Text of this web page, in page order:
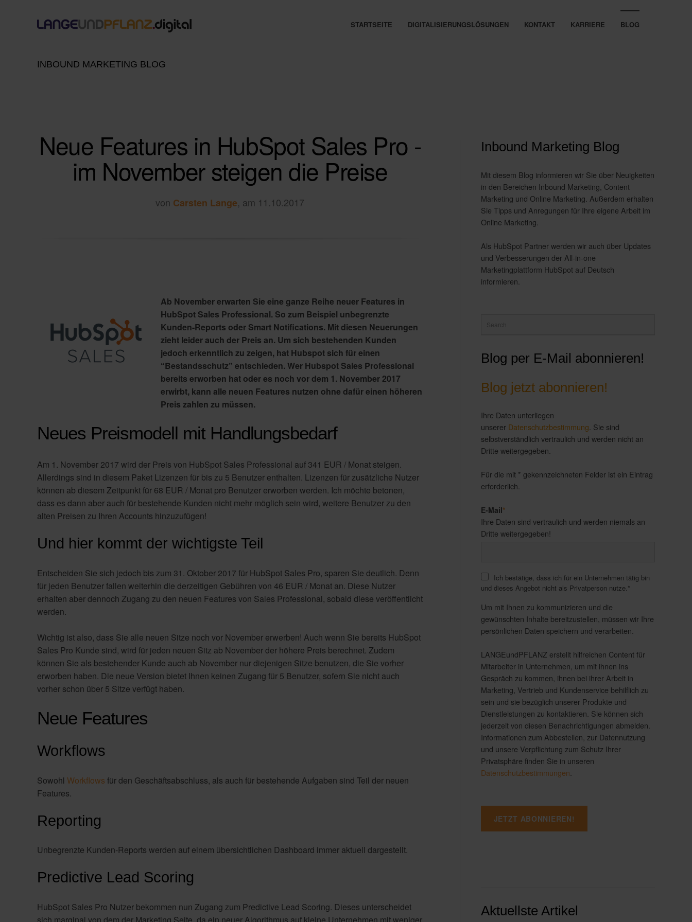
STARTSEITE DIGITALISIERUNGSLÖSUNGEN KONTAKT KARRIERE BLOG
INBOUND MARKETING BLOG
Neue Features in HubSpot Sales Pro -
im November steigen die Preise
von Carsten Lange, am 11.10.2017
Ab November erwarten Sie eine ganze Reihe neuer Features in
HubSpot Sales Professional. So zum Beispiel unbegrenzte
Kunden-Reports oder Smart Notifications. Mit diesen Neuerungen
zieht leider auch der Preis an. Um sich bestehenden Kunden
jedoch erkenntlich zu zeigen, hat Hubspot sich für einen
“Bestandsschutz” entschieden. Wer Hubspot Sales Professional
bereits erworben hat oder es noch vor dem 1. November 2017
erwirbt, kann alle neuen Features nutzen ohne dafür einen höheren
Preis zahlen zu müssen.
Neues Preismodell mit Handlungsbedarf
Am 1. November 2017 wird der Preis von HubSpot Sales Professional auf 341 EUR / Monat steigen.
Allerdings sind in diesem Paket Lizenzen für bis zu 5 Benutzer enthalten. Lizenzen für zusätzliche Nutzer
können ab diesem Zeitpunkt für 68 EUR / Monat pro Benutzer erworben werden. Ich möchte betonen,
dass es dann aber auch für bestehende Kunden nicht mehr möglich sein wird, weitere Benutzer zu den
alten Preisen zu Ihren Accounts hinzuzufügen!
Und hier kommt der wichtigste Teil
Entscheiden Sie sich jedoch bis zum 31. Oktober 2017 für HubSpot Sales Pro, sparen Sie deutlich. Denn
für jeden Benutzer fallen weiterhin die derzeitigen Gebühren von 46 EUR / Monat an. Diese Nutzer
erhalten aber dennoch Zugang zu den neuen Features von Sales Professional, sobald diese veröffentlicht
werden.
Wichtig ist also, dass Sie alle neuen Sitze noch vor November erwerben! Auch wenn Sie bereits HubSpot
Sales Pro Kunde sind, wird für jeden neuen Sitz ab November der höhere Preis berechnet. Zudem
können Sie als bestehender Kunde auch ab November nur diejenigen Sitze benutzen, die Sie vorher
erworben haben. Die neue Version bietet Ihnen keinen Zugang für 5 Benutzer, sofern Sie nicht auch
vorher schon über 5 Sitze verfügt haben.
Neue Features
Workflows
Sowohl Workflows für den Geschäftsabschluss, als auch für bestehende Aufgaben sind Teil der neuen
Features.
Reporting
Unbegrenzte Kunden-Reports werden auf einem übersichtlichen Dashboard immer aktuell dargestellt.
Predictive Lead Scoring
HubSpot Sales Pro Nutzer bekommen nun Zugang zum Predictive Lead Scoring. Dieses unterscheidet
sich marginal von dem der Marketing Seite, da ein neuer Algorithmus auf kleine Unternehmen mit weniger
Inbound Marketing Blog
Mit diesem Blog informieren wir Sie über Neuigkeiten
in den Bereichen Inbound Marketing, Content
Marketing und Online Marketing. Außerdem erhalten
Sie Tipps und Anregungen für Ihre eigene Arbeit im
Online Marketing.
Als HubSpot Partner werden wir auch über Updates
und Verbesserungen der All-in-one
Marketingplattform HubSpot auf Deutsch
informieren.
Blog per E-Mail abonnieren!
Blog jetzt abonnieren!
Ihre Daten unterliegen
unserer Datenschutzbestimmung. Sie sind
selbstverständlich vertraulich und werden nicht an
Dritte weitergegeben.
Für die mit * gekennzeichneten Felder ist ein Eintrag
erforderlich.
E-Mail*
Ihre Daten sind vertraulich und werden niemals an
Dritte weitergegeben!
Ich bestätige, dass ich für ein Unternehmen tätig bin
und dieses Angebot nicht als Privatperson nutze.*
Um mit Ihnen zu kommunizieren und die
gewünschten Inhalte bereitzustellen, müssen wir Ihre
persönlichen Daten speichern und verarbeiten.
LANGEundPFLANZ erstellt hilfreichen Content für
Mitarbeiter in Unternehmen, um mit ihnen ins
Gespräch zu kommen, ihnen bei ihrer Arbeit in
Marketing, Vertrieb und Kundenservice behilflich zu
sein und sie bezüglich unserer Produkte und
Dienstleistungen zu kontaktieren. Sie können sich
jederzeit von diesen Benachrichtigungen abmelden.
Informationen zum Abbestellen, zur Datennutzung
und unsere Verpflichtung zum Schutz Ihrer
Privatsphäre finden Sie in unseren
Datenschutzbestimmungen.
Aktuellste Artikel